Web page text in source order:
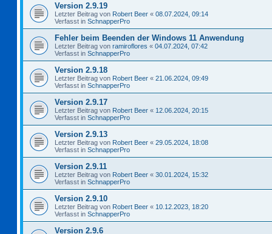
Version 2.9.19
Letzter Beitrag von Robert Beer « 08.07.2024, 09:14
Verfasst in SchnapperPro
Fehler beim Beenden der Windows 11 Anwendung
Letzter Beitrag von ramiroflores « 04.07.2024, 07:42
Verfasst in SchnapperPro
Version 2.9.18
Letzter Beitrag von Robert Beer « 21.06.2024, 09:49
Verfasst in SchnapperPro
Version 2.9.17
Letzter Beitrag von Robert Beer « 12.06.2024, 20:15
Verfasst in SchnapperPro
Version 2.9.13
Letzter Beitrag von Robert Beer « 29.05.2024, 18:08
Verfasst in SchnapperPro
Version 2.9.11
Letzter Beitrag von Robert Beer « 30.01.2024, 15:32
Verfasst in SchnapperPro
Version 2.9.10
Letzter Beitrag von Robert Beer « 10.12.2023, 18:20
Verfasst in SchnapperPro
Version 2.9.6